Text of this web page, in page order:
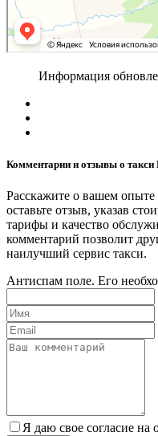
Информация
Комментарии и отзывы о такси
Расскажите о вашем опыте
оставьте отзыв, указав
тарифы и качество
комментарий позволит
наилучший сервис такси.
Антиспам поле. Его
Я даю свое согласие на